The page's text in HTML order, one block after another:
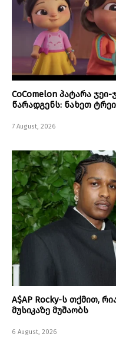
CoComelon პატარა
წარადგენს: ნახეთ
7 August, 2026
A$AP Rocky-ს თქმით,
მუსიკაზე მუშაობს
6 August, 2026